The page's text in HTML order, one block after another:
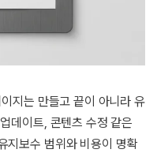
지는 만들고 끝이 아니라 유
데이트, 콘텐츠 수정 같은
지보수 범위와 비용이 명확